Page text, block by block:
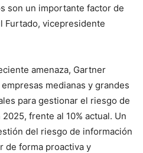
son un importante factor de
Furtado, vicepresidente
amenaza, Gartner
medianas y grandes
para gestionar el riesgo de
frente al 10% actual. Un
del riesgo de información
de forma proactiva y